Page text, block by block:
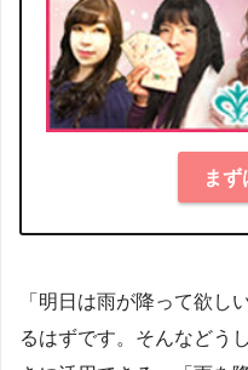
ま
「明日は雨が降って欲
るはずです。そんなどう